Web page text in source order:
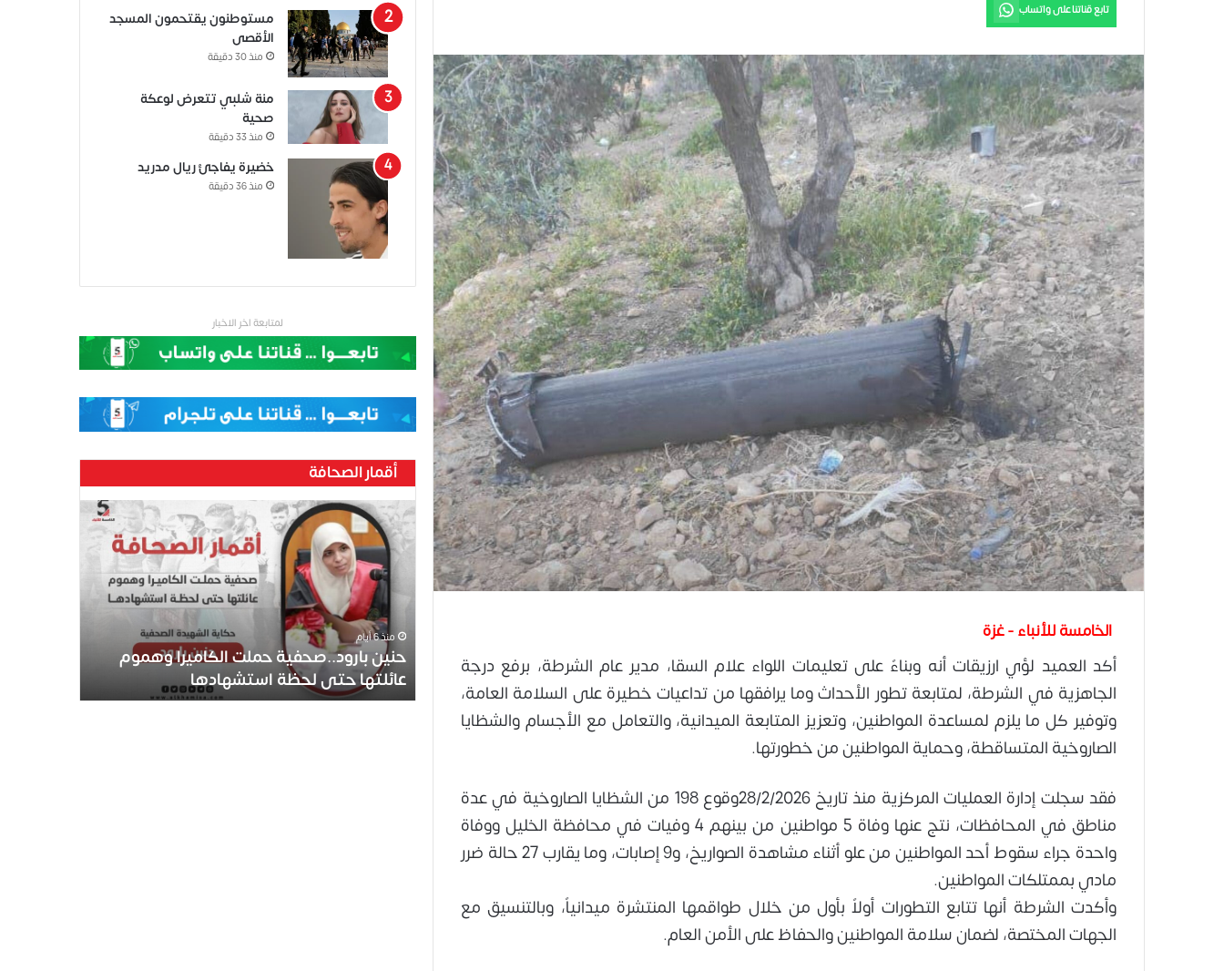
تابع قناتنا على واتساب
الخامسة للأنباء - غزة
أكد العميد لؤي ارزيقات أنه وبناءً على تعليمات اللواء علام السقا، مدير عام الشرطة، برفع درجة
الجاهزية في الشرطة، لمتابعة تطور الأحداث وما يرافقها من تداعيات خطيرة على السلامة العامة،
وتوفير كل ما يلزم لمساعدة المواطنين، وتعزيز المتابعة الميدانية، والتعامل مع الأجسام والشظايا
الصاروخية المتساقطة، وحماية المواطنين من خطورتها.
فقد سجلت إدارة العمليات المركزية منذ تاريخ 28/2/2026وقوع 198 من الشظايا الصاروخية في عدة
مناطق في المحافظات، نتج عنها وفاة 5 مواطنين من بينهم 4 وفيات في محافظة الخليل ووفاة
واحدة جراء سقوط أحد المواطنين من علو أثناء مشاهدة الصواريخ، و9 إصابات، وما يقارب 27 حالة ضرر
مادي بممتلكات المواطنين.
وأكدت الشرطة أنها تتابع التطورات أولاً بأول من خلال طواقمها المنتشرة ميدانياً، وبالتنسيق مع
الجهات المختصة، لضمان سلامة المواطنين والحفاظ على الأمن العام.
مستوطنون يقتحمون المسجد
الأقصى
منذ 30 دقيقة
منة شلبي تتعرض لوعكة
صحية
منذ 33 دقيقة
خضيرة يفاجئ ريال مدريد
منذ 36 دقيقة
لمتابعة اخر الاخبار
أقمار الصحافة
حنين
بارود..صحفية
حملت
الكاميرا
وهموم
عائلتها
لحظة
استشهادها
منذ 6 أيام
حنين بارود..صحفية حملت الكاميرا وهموم
عائلتها حتى لحظة استشهادها